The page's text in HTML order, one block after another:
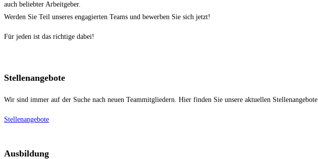
auch beliebter Arbeitgeber.
Werden Sie Teil unseres engagierten Teams und bewerben Sie sich jetzt!
Für jeden ist das richtige dabei!
Stellenangebote
Wir sind immer auf der Suche nach neuen Teammitgliedern. Hier finden Sie unsere aktuellen Stellenangebote.
Stellenangebote
Ausbildung